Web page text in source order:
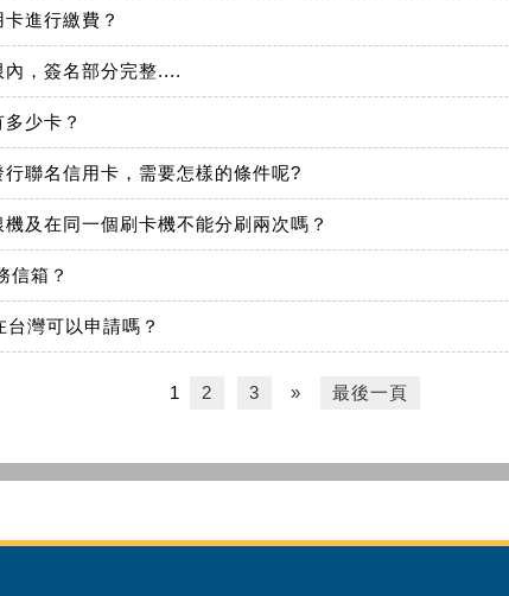
進行繳費？
，簽名部分完整....
少卡？
聯名信用卡，需要怎樣的條件呢?
及在同一個刷卡機不能分刷兩次嗎？
信箱？
灣可以申請嗎？
1 2 3 » 最後一頁